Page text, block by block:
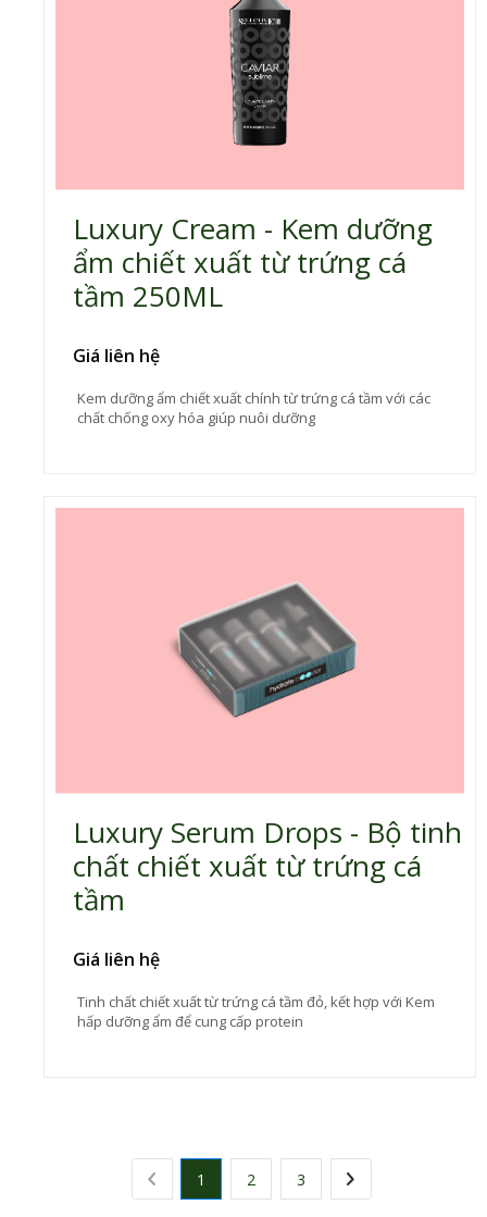
Luxury Cream - Kem dưỡng
ẩm chiết xuất từ trứng cá
tầm 250ML
Giá liên hệ
Kem dưỡng ẩm chiết xuất chính từ trứng cá tầm với các
chất chống oxy hóa giúp nuôi dưỡng
Luxury Serum Drops - Bộ tinh
chất chiết xuất từ trứng cá
tầm
Giá liên hệ
Tinh chất chiết xuất từ trứng cá tầm đỏ, kết hợp với Kem
hấp dưỡng ẩm để cung cấp protein
1 2 3